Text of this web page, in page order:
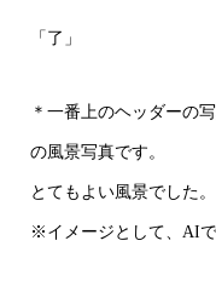
「了」
＊一番上のヘッダーの
の風景写真です。
とてもよい風景でした。
※イメージとして、AI